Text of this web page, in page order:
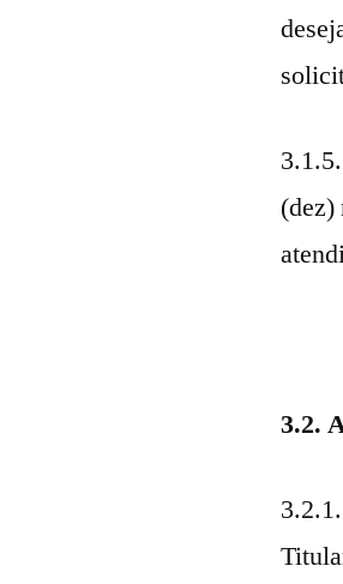
(dez)
3.2.